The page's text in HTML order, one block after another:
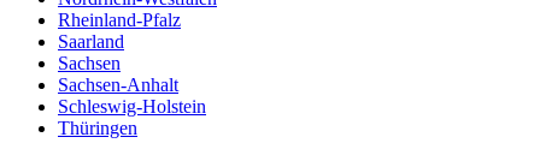
Rheinland-Pfalz
Saarland
Sachsen
Sachsen-Anhalt
Schleswig-Holstein
Thüringen